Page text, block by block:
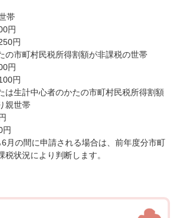
帯
円
円
の市町村民税所得割額が非課税の世帯
円
円
は生計中心者のかたの市町村民税所得割額
親世帯
6月の間に申請される場合は、前年度分市町
税状況により判断します。